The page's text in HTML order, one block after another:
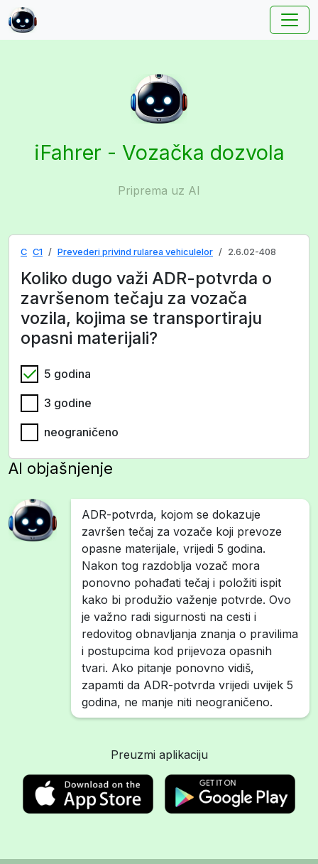
iFahrer - Vozačka dozvola
Priprema uz AI
C C1 Prevederi privind rularea vehiculelor 2.6.02-408
Koliko dugo važi ADR-potvrda o
završenom tečaju za vozača
vozila, kojima se transportiraju
opasni materijali?
5 godina
3 godine
neograničeno
AI objašnjenje
ADR-potvrda, kojom se dokazuje
završen tečaj za vozače koji prevoze
opasne materijale, vrijedi 5 godina.
Nakon tog razdoblja vozač mora
ponovno pohađati tečaj i položiti ispit
kako bi produžio važenje potvrde. Ovo
je važno radi sigurnosti na cesti i
redovitog obnavljanja znanja o pravilima
i postupcima kod prijevoza opasnih
tvari. Ako pitanje ponovno vidiš,
zapamti da ADR-potvrda vrijedi uvijek 5
godina, ne manje niti neograničeno.
Preuzmi aplikaciju